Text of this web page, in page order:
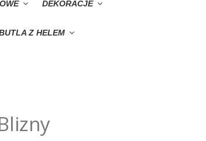
DEKORACJE
Z HELEM